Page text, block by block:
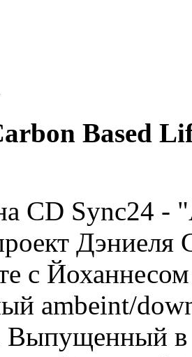
Based
CD Sync24 -
Дэниеля
с
ambeint/
в